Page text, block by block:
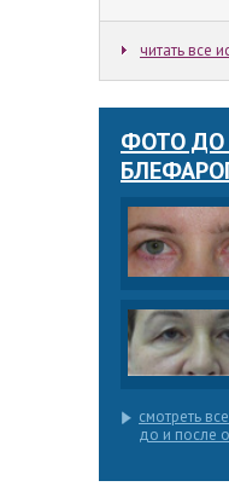
читать все
ФОТО ДО
смотреть
до и после